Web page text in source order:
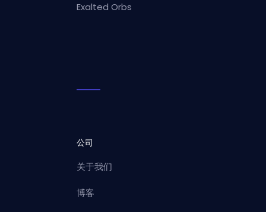
Exalted Orbs
公司
关于我们
博客